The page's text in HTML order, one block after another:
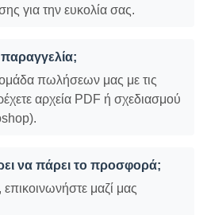
για την ευκολία σας.
πωλήσεων μας με τις
αρχεία PDF ή σχεδιασμού
να πάρει το προσφορά;
επικοινωνήστε μαζί μας